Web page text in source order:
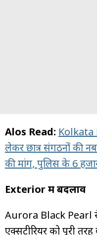
Alos Read: Kolkata
लेकर छात्र संगठनों की
की मांग, पुलिस के 6
Exterior में बदलाव
Aurora Black Pearl
एक्सटीरियर को पूरी